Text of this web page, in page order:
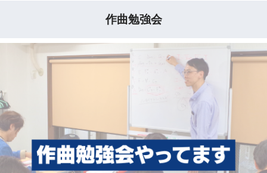
作曲勉強会